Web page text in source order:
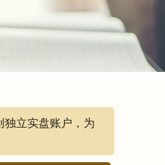
立实盘账户，为